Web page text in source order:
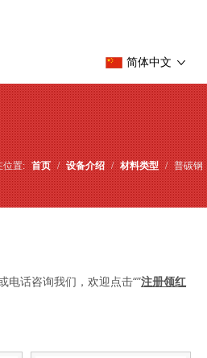
简体中文
位置: 首页 / 设备介绍 / 材料类型 / 普碳钢
电话咨询我们，欢迎点击“”注册领红